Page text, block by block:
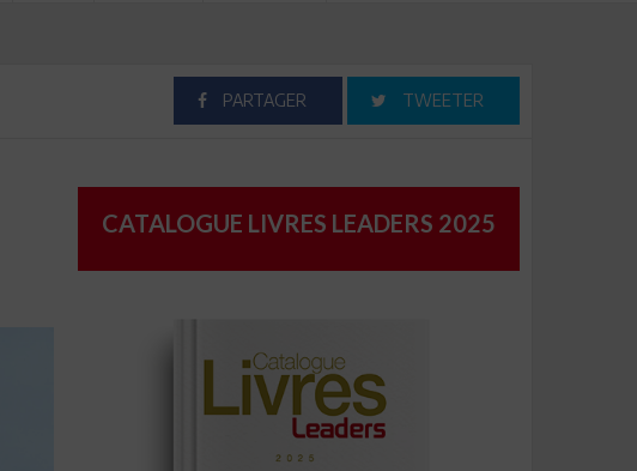
PARTAGER TWEETER
CATALOGUE LIVRES LEADERS 2025